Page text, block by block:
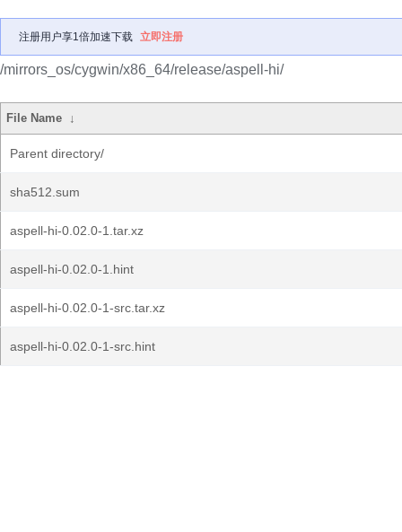
注册用户享1倍加速下载 立即注册
/mirrors_os/cygwin/x86_64/release/aspell-hi/
File Name ↓
Parent directory/
sha512.sum
aspell-hi-0.02.0-1.tar.xz
aspell-hi-0.02.0-1.hint
aspell-hi-0.02.0-1-src.tar.xz
aspell-hi-0.02.0-1-src.hint